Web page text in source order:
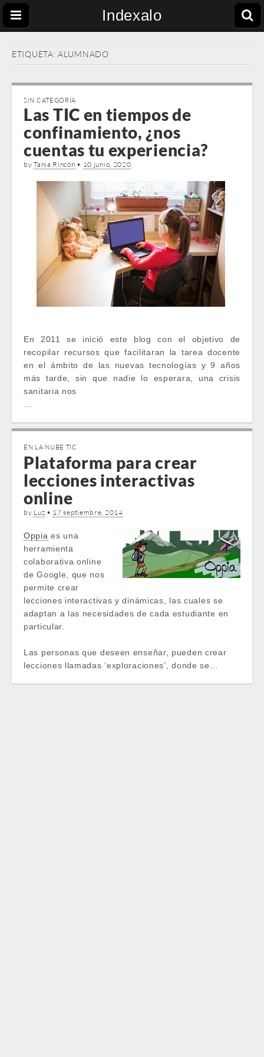
Indexalo
ETIQUETA: ALUMNADO
SIN CATEGORÍA
Las TIC en tiempos de
confinamiento, ¿nos
cuentas tu experiencia?
byTania Rincón • 10 junio, 2020
En 2011 se inició este blog con el objetivo de
recopilar recursos que facilitaran la tarea docente
en el ámbito de las nuevas tecnologías y 9 años
más tarde, sin que nadie lo esperara, una crisis
sanitaria nos
EN LA NUBE TIC
Plataforma para crear
lecciones interactivas
online
by Luz • 17 septiembre, 2014
Oppia es una
herramienta
colaborativa online
de Google, que nos
permite crear
lecciones interactivas y dinámicas, las cuales se
adaptan a las necesidades de cada estudiante en
particular.
Las personas que deseen enseñar, pueden crear
lecciones llamadas ‘exploraciones’, donde se…